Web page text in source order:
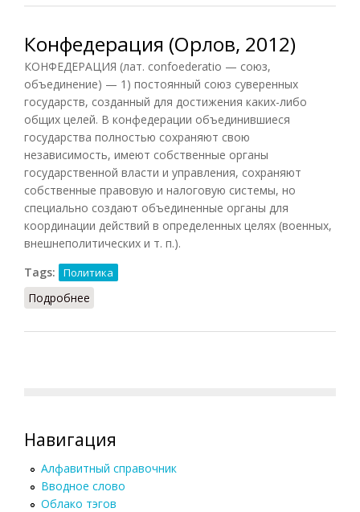
Конфедерация (Орлов, 2012)
КОНФЕДЕРАЦИЯ (лат. confoederatio — союз,
объединение) — 1) постоянный союз суверенных
государств, созданный для достижения каких-либо
общих целей. В конфедерации объединившиеся
государства полностью сохраняют свою
независимость, имеют собственные органы
государственной власти и управления, сохраняют
собственные правовую и налоговую системы, но
специально создают объединенные органы для
координации действий в определенных целях (военных,
внешнеполитических и т. п.).
Tags:
Политика
Подробнее
Навигация
Алфавитный справочник
Вводное слово
Облако тэгов